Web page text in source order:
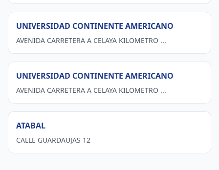
UNIVERSIDAD CONTINENTE AMERICANO
AVENIDA CARRETERA A CELAYA KILOMETRO ...
UNIVERSIDAD CONTINENTE AMERICANO
AVENIDA CARRETERA A CELAYA KILOMETRO ...
ATABAL
CALLE GUARDAUJAS 12